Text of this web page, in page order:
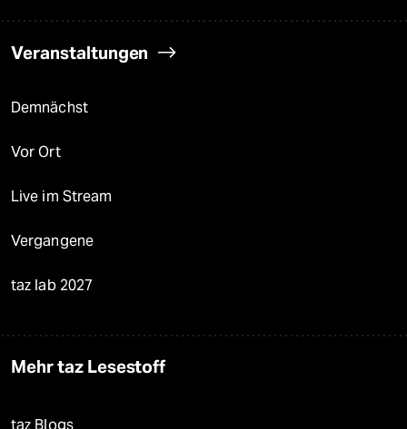
Veranstaltungen
Demnächst
Vor Ort
Live im Stream
Vergangene
taz lab 2027
Mehr taz Lesestoff
taz Blogs